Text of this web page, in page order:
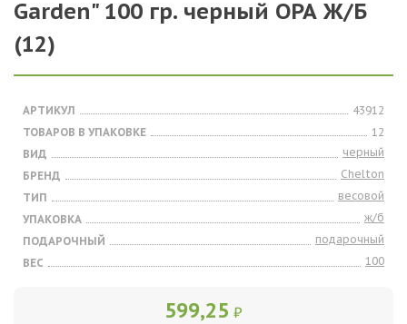
Garden" 100 гр. черный ОРА Ж/Б
(12)
АРТИКУЛ
43912
ТОВАРОВ В УПАКОВКЕ
12
ВИД
черный
БРЕНД
Chelton
ТИП
весовой
УПАКОВКА
ж/б
ПОДАРОЧНЫЙ
подарочный
ВЕС
100
599,25 ₽